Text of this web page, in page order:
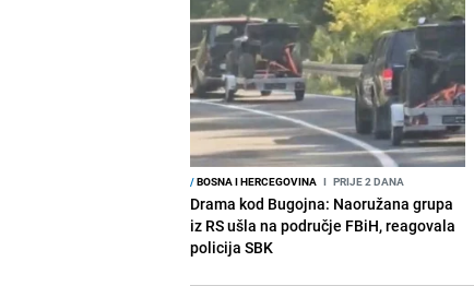
/BOSNA I HERCEGOVINA I PRIJE 2 DANA
Drama kod Bugojna: Naoružana grupa
iz RS ušla na područje FBiH, reagovala
policija SBK